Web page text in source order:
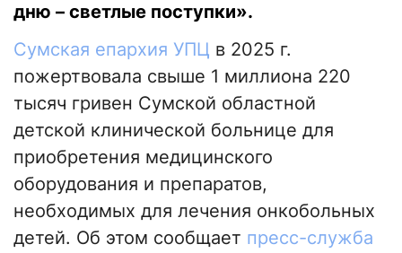
дню – светлые поступки».
Сумская епархия УПЦ в 2025 г.
пожертвовала свыше 1 миллиона 220
тысяч гривен Сумской областной
детской клинической больнице для
приобретения медицинского
оборудования и препаратов,
необходимых для лечения онкобольных
детей. Об этом сообщает пресс-служба